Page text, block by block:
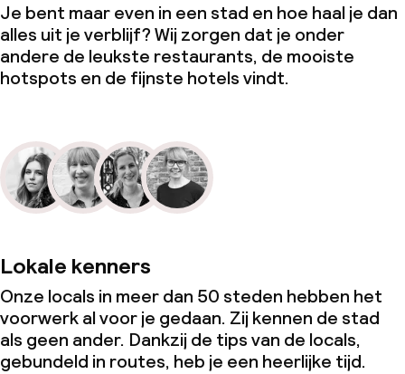
Je bent maar even in een stad en hoe haal je dan
alles uit je verblijf? Wij zorgen dat je onder
andere de leukste restaurants, de mooiste
hotspots en de fijnste hotels vindt.
Lokale kenners
Onze locals in meer dan 50 steden hebben het
voorwerk al voor je gedaan. Zij kennen de stad
als geen ander. Dankzij de tips van de locals,
gebundeld in routes, heb je een heerlijke tijd.